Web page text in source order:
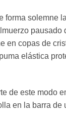
forma solemne
en copas de
elástica
de este modo
en la barra de